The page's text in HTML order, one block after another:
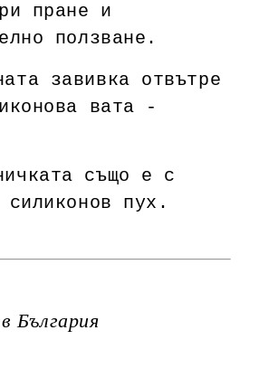
пране и
ползване.
завивка отвътре
вата -
също е с
силиконов пух.
България